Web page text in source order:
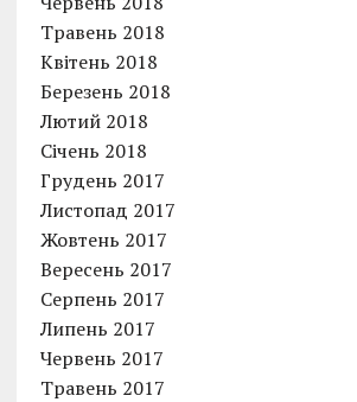
Травень 2018
Квітень 2018
Березень 2018
Лютий 2018
Січень 2018
Грудень 2017
Листопад 2017
Жовтень 2017
Вересень 2017
Серпень 2017
Липень 2017
Червень 2017
Травень 2017